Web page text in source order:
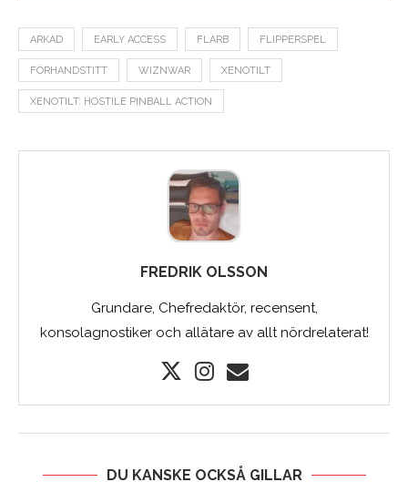
ARKAD EARLY ACCESS FLARB FLIPPERSPEL
FÖRHANDSTITT WIZNWAR XENOTILT
XENOTILT: HOSTILE PINBALL ACTION
FREDRIK OLSSON
Grundare, Chefredaktör, recensent,
konsolagnostiker och allätare av allt nördrelaterat!
DU KANSKE OCKSÅ GILLAR